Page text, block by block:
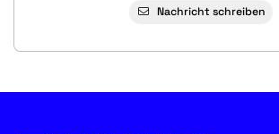
Nachricht schreiben